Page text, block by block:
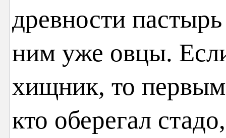
древности
ним уже овцы.
хищник, то первым
кто оберегал